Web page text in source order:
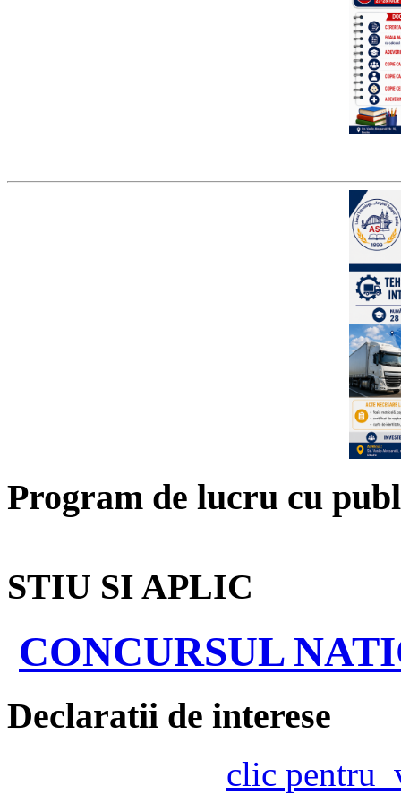
Program de lucru cu
STIU SI APLIC
CONCURSUL
Declaratii de interese
clic pentru